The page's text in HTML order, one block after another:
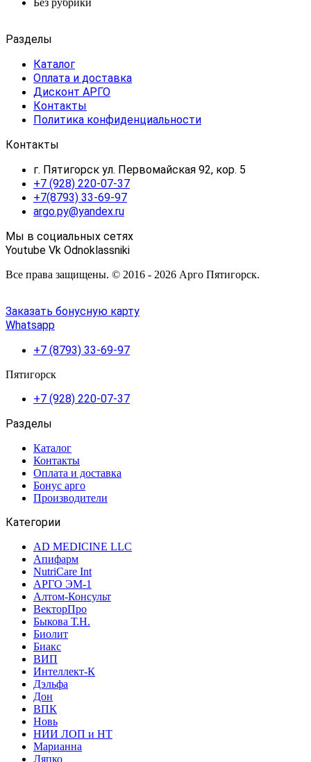
Разделы
Каталог
Оплата и доставка
Дисконт АРГО
Контакты
Политика конфиденциальности
Контакты
г. Пятигорск ул. Первомайская 92, кор. 5
+7 (928) 220-07-37
+7(8793) 33-69-97
argo.py@yandex.ru
Мы в социальных сетях
Youtube Vk Odnoklassniki
Все права защищены. © 2016 - 2026 Арго Пятигорск.
Заказать бонусную карту
Whatsapp
+7 (8793) 33-69-97
Пятигорск
+7 (928) 220-07-37
Разделы
Каталог
Контакты
Оплата и доставка
Бонус арго
Производители
Категории
AD MEDICINE LLC
Апифарм
NutriCare Int
АРГО ЭМ-1
Алтом-Консульт
ВекторПро
Быкова Т.Н.
Биолит
Биакс
ВИП
Интеллект-К
Дэльфа
Дон
ВПК
Новь
НИИ ЛОП и НТ
Марианна
Ляпко